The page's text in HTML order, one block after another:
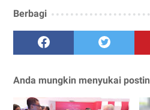
Berbagi
Anda mungkin menyukai